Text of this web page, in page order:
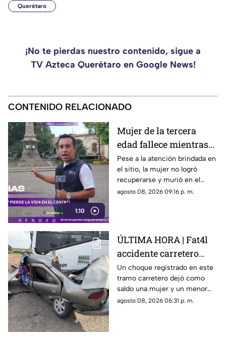
Querétaro
¡No te pierdas nuestro contenido, sigue a
TV Azteca Querétaro en Google News!
CONTENIDO RELACIONADO
1:10
Mujer de la tercera
edad fallece mientras
caminaba por el Centro
de Querétaro
Pese a la atención brindada en
el sitio, la mujer no logró
recuperarse y murió en el
lugar.
agosto 08, 2026 09:16 p. m.
ÚLTIMA HORA | Fat4l
accidente carretero
deja una mujer y un
niño mu3rtos en San
Juan del Río
Un choque registrado en este
tramo carretero dejó como
saldo una mujer y un menor
sin vida, además de una
agosto 08, 2026 06:31 p. m.